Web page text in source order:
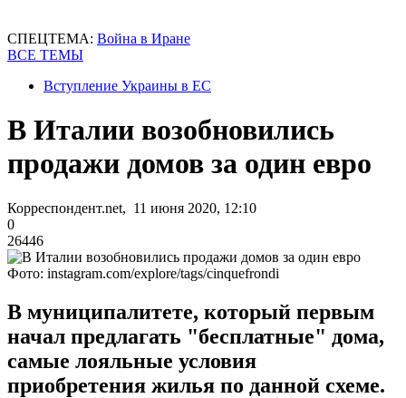
СПЕЦТЕМА: Война в Иране
ВСЕ ТЕМЫ
Вступление Украины в ЕС
В Италии возобновились
продажи домов за один евро
Корреспондент.net, 11 июня 2020, 12:10
0
26446
Фото: instagram.com/explore/tags/cinquefrondi
В муниципалитете, который первым
начал предлагать "бесплатные" дома,
самые лояльные условия
приобретения жилья по данной схеме.